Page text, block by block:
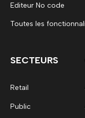
Editeur No code
Toutes les
SECTEURS
Retail
Public